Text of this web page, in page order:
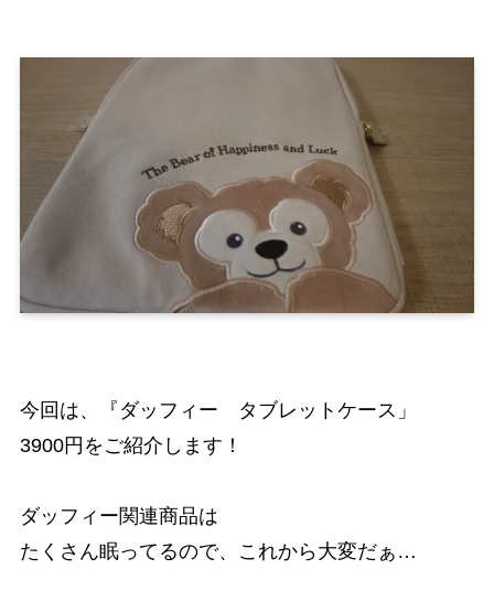
今回は、『ダッフィー タブレットケース」
3900円をご紹介します！
ダッフィー関連商品は
たくさん眠ってるので、これから大変だぁ…